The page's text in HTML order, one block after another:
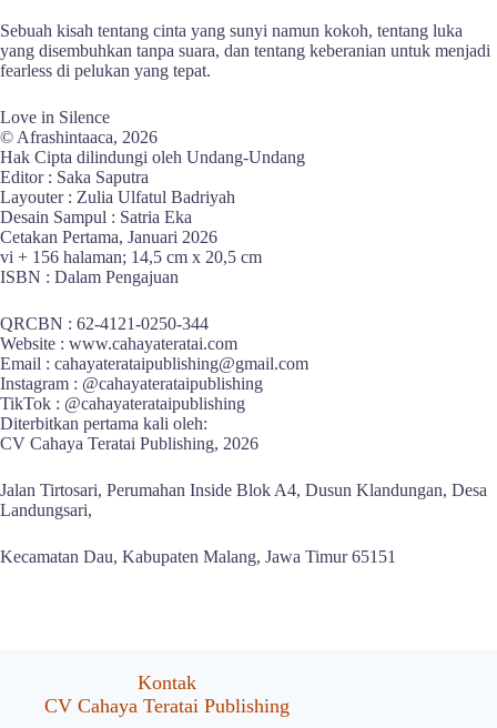
Sebuah kisah tentang cinta yang sunyi namun kokoh, tentang luka
yang disembuhkan tanpa suara, dan tentang keberanian untuk menjadi
fearless di pelukan yang tepat.
Love in Silence
© Afrashintaaca, 2026
Hak Cipta dilindungi oleh Undang-Undang
Editor : Saka Saputra
Layouter : Zulia Ulfatul Badriyah
Desain Sampul : Satria Eka
Cetakan Pertama, Januari 2026
vi + 156 halaman; 14,5 cm x 20,5 cm
ISBN : Dalam Pengajuan
QRCBN : 62-4121-0250-344
Website : www.cahayateratai.com
Email : cahayaterataipublishing@gmail.com
Instagram : @cahayaterataipublishing
TikTok : @cahayaterataipublishing
Diterbitkan pertama kali oleh:
CV Cahaya Teratai Publishing, 2026
Jalan Tirtosari, Perumahan Inside Blok A4, Dusun Klandungan, Desa
Landungsari,
Kecamatan Dau, Kabupaten Malang, Jawa Timur 65151
Kontak
CV Cahaya Teratai Publishing